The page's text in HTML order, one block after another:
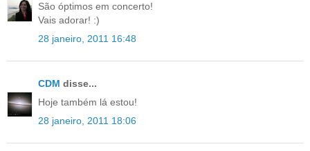
São óptimos em concerto!
Vais adorar! :)
28 janeiro, 2011 16:48
CDM disse...
Hoje também lá estou!
28 janeiro, 2011 18:06